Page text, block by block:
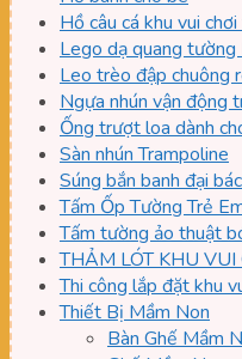
Hồ câu cá khu vui
Lego dạ quang tường
Leo trèo đập chuông
Ngựa nhún vận động
Ống trượt loa dành
Sàn nhún Trampoline
Súng bắn banh đại
Tấm Ốp Tường Trẻ
Tấm tường ảo thuật
THẢM LÓT KHU VUI
Thi công lắp đặt khu
Thiết Bị Mầm Non
Bàn Ghế Mầm